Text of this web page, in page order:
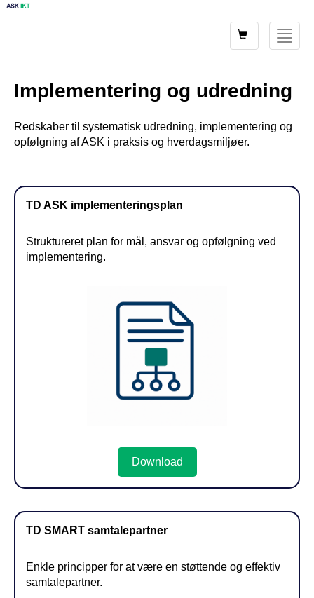
Toggle
Shopping
card
Implementering og udredning
Redskaber til systematisk udredning, implementering og
opfølgning af ASK i praksis og hverdagsmiljøer.
TD ASK implementeringsplan
Struktureret plan for mål, ansvar og opfølgning ved
implementering.
Download
TD SMART samtalepartner
Enkle principper for at være en støttende og effektiv
samtalepartner.